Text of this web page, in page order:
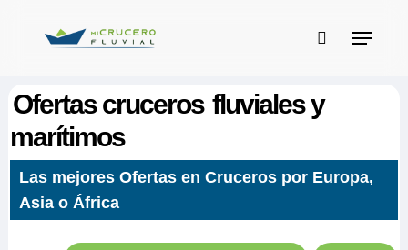
content
buscar
Menu
Ofertas cruceros fluviales y
marítimos
Las mejores Ofertas en Cruceros por Europa,
Asia o África